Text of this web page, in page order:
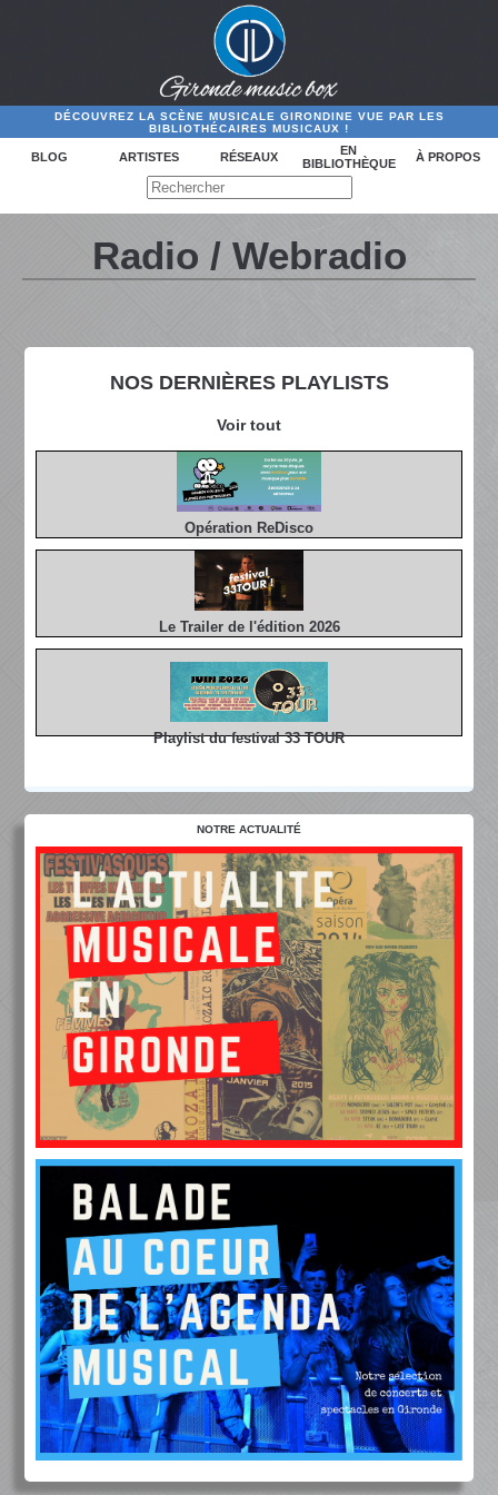
DÉCOUVREZ LA SCÈNE MUSICALE GIRONDINE VUE PAR LES
BIBLIOTHÉCAIRES MUSICAUX !
BLOG ARTISTES RÉSEAUX
EN
BIBLIOTHÈQUE
À PROPOS
NOS DERNIÈRES PLAYLISTS
Voir tout
Opération ReDisco
Le Trailer de l'édition 2026
Playlist du festival 33 TOUR
Radio / Webradio
NOTRE ACTUALITÉ